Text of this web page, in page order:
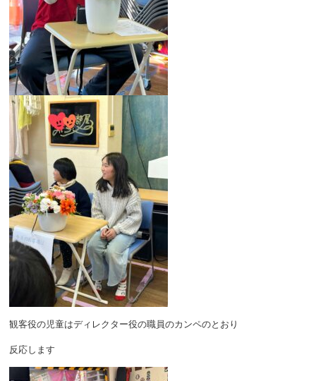
観客役の児童はディレクター役の職員のカンペのとおり
反応します